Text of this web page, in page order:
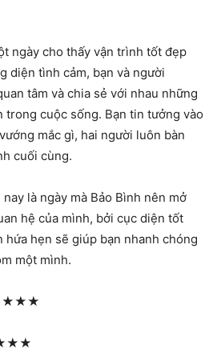
ngày cho thấy vận trình tốt đẹp
diện tình cảm, bạn và người
tâm và chia sẻ với nhau những
trong cuộc sống. Bạn tin tưởng vào
mắc gì, hai người luôn bàn
cuối cùng.
là ngày mà Bảo Bình nên mở
hệ của mình, bởi cục diện tốt
hẹn sẽ giúp bạn nhanh chóng
một mình.